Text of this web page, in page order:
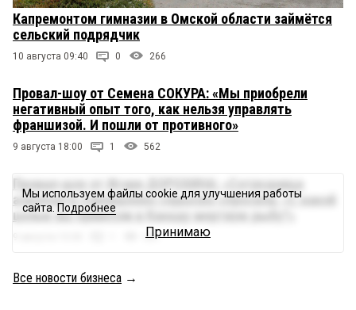
Капремонтом гимназии в Омской области займётся
сельский подрядчик
10 августа 09:40 0 266
Провал-шоу от Семена СОКУРА: «Мы приобрели
негативный опыт того, как нельзя управлять
франшизой. И пошли от противного»
9 августа 18:00 1 562
Провал-шоу от Игоря ДОРОХИНА: «Сотрудница
аэропорта совершенно серьезно спросила: «С какой
целью вы привезли в Канаду мертвую рыбу?»
681
Все новости бизнеса →
Мы используем файлы cookie для улучшения работы
сайта. Подробнее
Принимаю